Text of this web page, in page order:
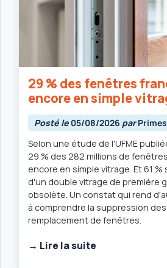
29 % des fenêtres
encore en simple
Posté le 05/08/2026 par
Selon une étude de l'UFME
29 % des 282 millions de
encore en simple vitrage. Et 61
d'un double vitrage de première
obsolète. Un constat qui rend
à comprendre la suppression
remplacement de fenêtres.
→ Lire la suite